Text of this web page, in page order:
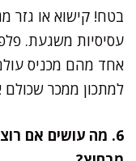
בטח! קישוא או גזר
עסיסיות משגעת.
אחד מהם מכניס
למתכון ממכר שכולם
6. מה עושים אם